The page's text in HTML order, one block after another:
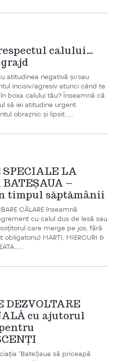
calului…
atitudinea negativă și/sau
incisiv/agresiv atunci când te
boxa calului tău? Înseamnă că
să iei atitudine urgent.
obraznic și lipsit…...
SPECIALE LA
BATEȘAUA –
timpul săptămânii
CĂLARE înseamnă
cu calul dus de lesă sau
care merge pe jos, fără
MARTI, MIERCURI &
DEZVOLTARE
cu ajutorul
"BateȘaua să priceapă